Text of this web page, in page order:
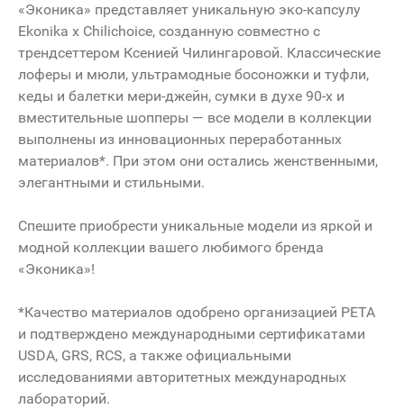
«Эконика» представляет уникальную эко-капсулу
Ekonika x Chilichoice, созданную совместно с
трендсеттером Ксенией Чилингаровой. Классические
лоферы и мюли, ультрамодные босоножки и туфли,
кеды и балетки мери-джейн, сумки в духе 90-х и
вместительные шопперы — все модели в коллекции
выполнены из инновационных переработанных
материалов*. При этом они остались женственными,
элегантными и стильными.
Спешите приобрести уникальные модели из яркой и
модной коллекции вашего любимого бренда
«Эконика»!
*Качество материалов одобрено организацией PETA
и подтверждено международными сертификатами
USDA, GRS, RCS, а также официальными
исследованиями авторитетных международных
лабораторий.